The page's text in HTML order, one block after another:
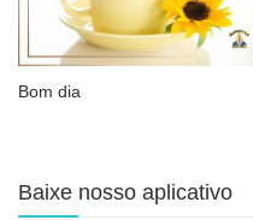
Bom dia
Baixe nosso aplicativo